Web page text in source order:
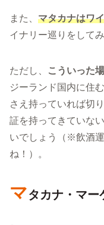
また、 マタカナはワ
イナリー巡りをして
ただし、 こういった
ジーランド国内に住
さえ持っていれば切
証を持ってきていな
いでしょう（※飲酒
ね！）。
マタカナ・マー